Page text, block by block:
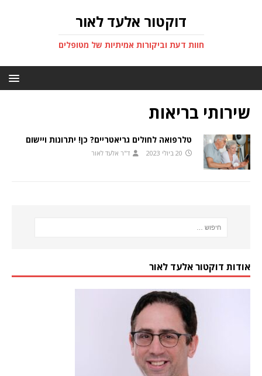
דוקטור אלעד לאור
חוות דעת וביקורות אמיתיות של מטופלים
שירותי בריאות
טלרפואה לחולים גריאטריים? כן! יתרונות ויישום
20 ביולי 2023 ד"ר אלעד לאור
אודות דוקטור אלעד לאור